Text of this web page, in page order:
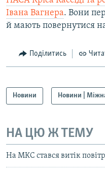
Івана Вагнера. Вони
й мають повернутися
Поділитись
Новини Новини |
НА ЦЮ Ж ТЕМУ
На МКС стався витік